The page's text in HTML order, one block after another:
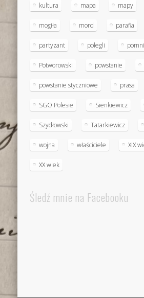
kultura mapa mapy
mogiła mord parafia
partyzant polegli
Potworowski powstanie
powstanie styczniowe prasa
SGO Polesie Sienkiewicz
Szydłowski Tatarkiewicz
wojna właściciele XIX
XX wiek
Śledź mnie na Facebooku